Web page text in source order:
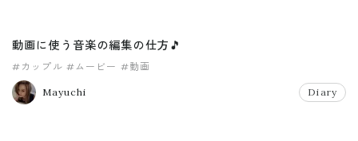
動画に使う音楽の編集の仕方🎵
#カップル #ムービー #動画
Mayuchi Diary